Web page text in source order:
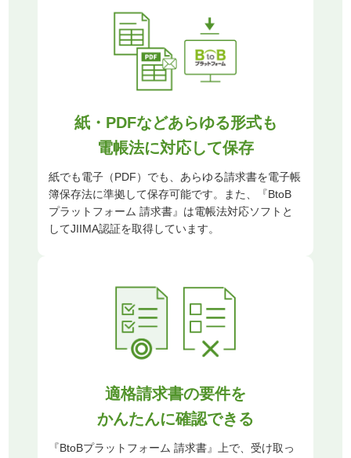
紙・PDFなどあらゆる形式も
電帳法に対応して保存
紙でも電子（PDF）でも、あらゆる請求書を電子帳
簿保存法に準拠して保存可能です。また、『BtoB
プラットフォーム 請求書』は電帳法対応ソフトと
してJIIMA認証を取得しています。
適格請求書の要件を
かんたんに確認できる
『BtoBプラットフォーム 請求書』上で、受け取っ